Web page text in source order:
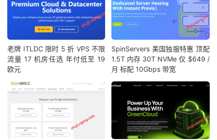
老牌 ITLDC 限时 5 折 VPS 不限
流量 17 机房任选 年付低至 19
欧元
SpinServers 美国独服特惠 顶配
1.5T 内存 30T NVMe 仅 $649 /
月 标配 10Gbps 带宽